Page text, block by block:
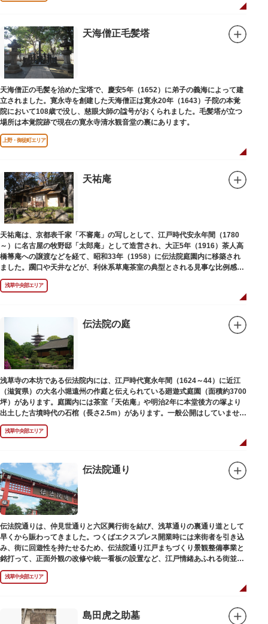
天海僧正毛髪塔
天海僧正の毛髪を治めた宝塔で、慶安5年（1652）に弟子の義海によって建
立されました。寛永寺を創建した天海僧正は寛永20年（1643）子院の本覚
院において108歳で没し、慈眼大師の諡号がおくられました。毛髪塔が立つ
場所は本覚院跡で現在の寛永寺清水観音堂の裏にあります。
上野・御徒町エリア
天祐庵
天祐庵は、京都表千家「不審庵」の写しとして、江戸時代安永年間（1780
～）に名古屋の牧野邸「太郎庵」として造営され、大正5年（1916）茶人高
橋箒庵への譲渡などを経て、昭和33年（1958）に伝法院庭園内に移築され
ました。躙口や天井などが、利休系草庵茶室の典型とされる見事な比例感を
醸し出しています。
浅草中央部エリア
伝法院の庭
浅草寺の本坊である伝法院内には、江戸時代寛永年間（1624～44）に近江
（滋賀県）の大名小堀遠州の作庭と伝えられている廻遊式庭園（面積約3700
坪）があります。庭園内には茶室「天佑庵」や明治2年に本堂後方の塚より
出土した古墳時代の石棺（長さ2.5m）があります。一般公開はしていません
が、不定期で特別公開されることがあります。
浅草中央部エリア
伝法院通り
伝法院通りは、仲見世通りと六区興行街を結び、浅草通りの裏通り道として
早くから賑わってきました。つくばエクスプレス開業時には来街者を引き込
み、街に回遊性を持たせるため、伝法院通り江戸まちづくり景観整備事業と
銘打って、正面外観の改修や統一看板の設置など、江戸情緒あふれる街並み
を再現する景観整備を進めてきました。
浅草中央部エリア
島田虎之助墓